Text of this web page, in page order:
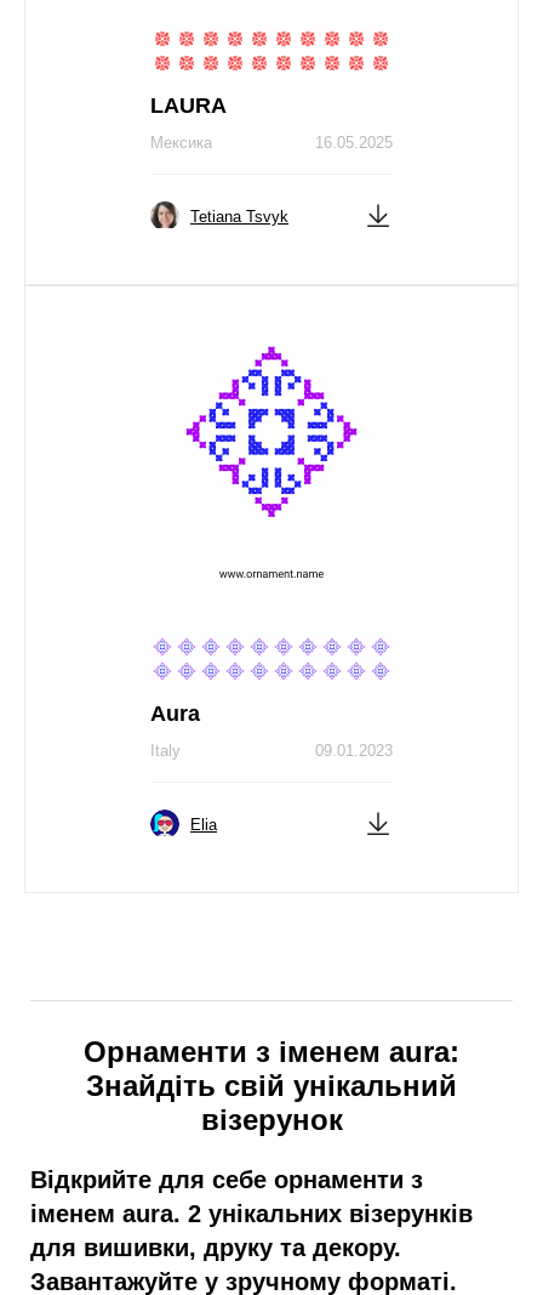
LAURA
16.05.2025
Мексика
Tetiana Tsvyk
Aura
09.01.2023
Italy
Elia
Орнаменти з іменем aura:
Знайдіть свій унікальний
візерунок
Відкрийте для себе орнаменти з
іменем aura. 2 унікальних візерунків
для вишивки, друку та декору.
Завантажуйте у зручному форматі.